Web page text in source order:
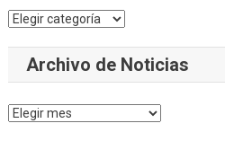
Categorías
Archivo de Noticias
Archivo